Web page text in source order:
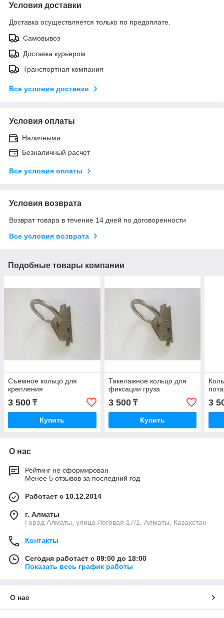
Условия доставки
Доставка осуществляется только по предоплате.
Самовывоз
Доставка курьером
Транспортная компания
Все условия доставки
Условия оплаты
Наличными
Безналичный расчет
Все условия оплаты
Условия возврата
Возврат товара в течение 14 дней по договоренности
Все условия возврата
Подобные товары компании
Съёмное кольцо для
крепления
3 500 ₸
Купить
Такелажное кольцо для
фиксации груза
3 500₸
Купить
3
О нас
Рейтинг не сформирован
Менее 5 отзывов за последний год
Работает с 10.12.2014
г. Алматы
Город Алматы, улица Логовая 17/1, Алматы, Казахстан
Контакты
Сегодня работает с 09:00 до 18:00
Показать весь график работы
О нас